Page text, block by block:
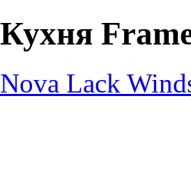
Кухня
Nova Lack